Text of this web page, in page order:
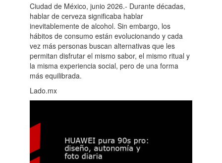
Ciudad de México, junio 2026.- Durante décadas,
hablar de cerveza significaba hablar
inevitablemente de alcohol. Sin embargo, los
hábitos de consumo están evolucionando y cada
vez más personas buscan alternativas que les
permitan disfrutar el mismo sabor, el mismo ritual y
la misma experiencia social, pero de una forma
más equilibrada.
Lado.mx